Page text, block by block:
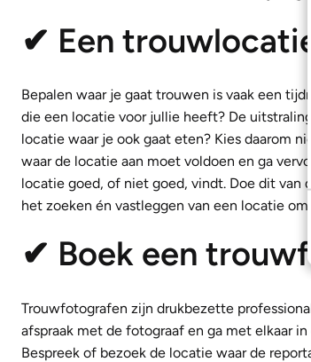
✔ Een
Bepalen waar je gaat trouwen is vaak een
die een locatie voor jullie heeft? De
locatie waar je ook gaat eten? Kies daarom
waar de locatie aan moet voldoen en ga
locatie goed, of niet goed, vindt. Doe dit van
het zoeken én vastleggen van een locatie
✔ Boek een
Trouwfotografen zijn drukbezette
afspraak met de fotograaf en ga met elkaar
Bespreek of bezoek de locatie waar de